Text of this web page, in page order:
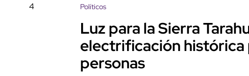
4 Políticos
Luz para la Sierra
electrificación histórica
personas